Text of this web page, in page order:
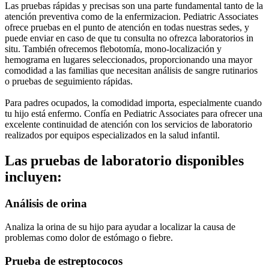
Las pruebas rápidas y precisas son una parte fundamental tanto de la
atención preventiva como de la enfermizacion. Pediatric Associates
ofrece pruebas en el punto de atención en todas nuestras sedes, y
puede enviar en caso de que tu consulta no ofrezca laboratorios in
situ. También ofrecemos flebotomía, mono-localización y
hemograma en lugares seleccionados, proporcionando una mayor
comodidad a las familias que necesitan análisis de sangre rutinarios
o pruebas de seguimiento rápidas.
Para padres ocupados, la comodidad importa, especialmente cuando
tu hijo está enfermo. Confía en Pediatric Associates para ofrecer una
excelente continuidad de atención con los servicios de laboratorio
realizados por equipos especializados en la salud infantil.
Las pruebas de laboratorio disponibles
incluyen:
Análisis de orina
Analiza la orina de su hijo para ayudar a localizar la causa de
problemas como dolor de estómago o fiebre.
Prueba de estreptococos